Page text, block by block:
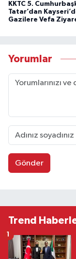
KKTC 5.
Tatar’dan
Gazilere Vefa
Yorumlar
Gönder
Trend
1